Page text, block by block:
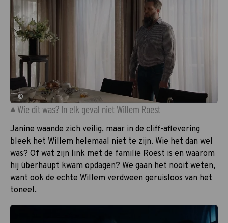
©
Wie dit was? In elk geval niet Willem Roest
Janine waande zich veilig, maar in de cliff-aflevering
bleek het Willem helemaal niet te zijn. Wie het dan wel
was? Of wat zijn link met de familie Roest is en waarom
hij überhaupt kwam opdagen? We gaan het nooit weten,
want ook de echte Willem verdween geruisloos van het
toneel.